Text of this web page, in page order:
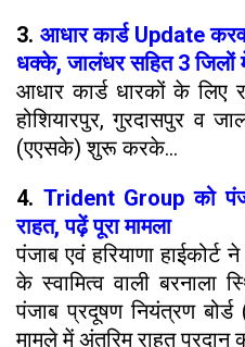
3. आधार कार्ड Update
धक्के, जालंधर सहित 3
आधार कार्ड धारकों के लिए
होशियारपुर, गुरदासपुर व
(एएसके) शुरू करके...
4. Trident Group को
राहत, पढ़ें पूरा मामला
पंजाब एवं हरियाणा हाईकोर्ट
के स्वामित्व वाली बरनाला
पंजाब प्रदूषण नियंत्रण
मामले में अंतरिम राहत प्रदान